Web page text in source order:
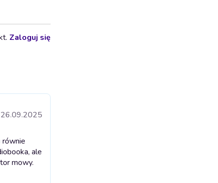
Zaloguj się
26.09.2025
równie
ale
mowy.